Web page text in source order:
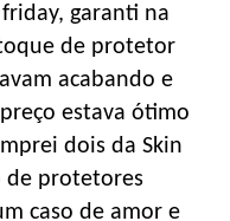
garanti na
de protetor
acabando e
estava ótimo
dois da Skin
de protetores
caso de amor e